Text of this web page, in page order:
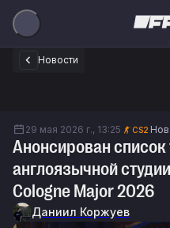
Новости
29 мая 2026 г., 13:25 CS2
Анонсирован список
англоязычной
Cologne Major 2026
Даниил Коржуев